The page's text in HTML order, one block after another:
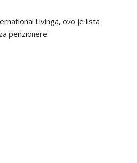
Livinga, ovo je lista
penzionere: